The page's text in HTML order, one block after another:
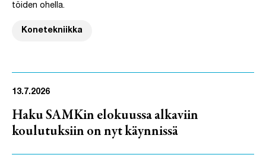
töiden ohella.
Konetekniikka
13.7.2026
Haku SAMKin elokuussa alkaviin
koulutuksiin on nyt käynnissä